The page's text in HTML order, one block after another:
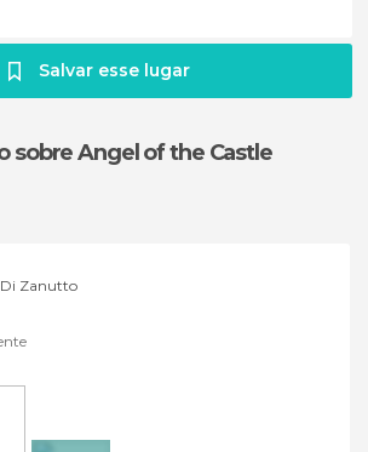
Salvar esse lugar
sobre Angel of the Castle
Zanutto